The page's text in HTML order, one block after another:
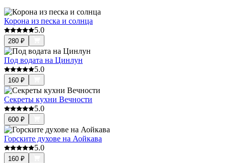
Корона из песка и солнца
5.0
280 ₽
Под водата на Цинлун
5.0
160 ₽
Секреты кухни Вечности
5.0
600 ₽
Горските духове на Аойкава
5.0
160 ₽